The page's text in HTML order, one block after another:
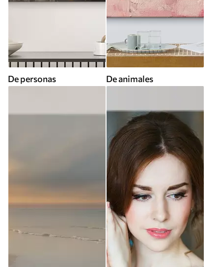
De personas De animales